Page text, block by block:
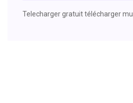
Telecharger gratuit télécharger